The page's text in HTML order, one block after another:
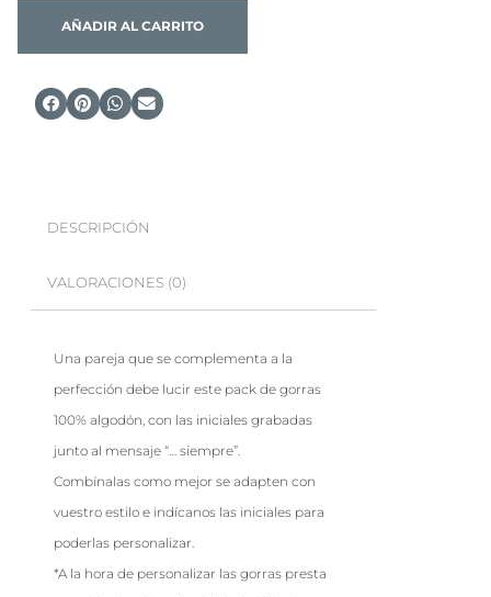
AÑADIR AL CARRITO
DESCRIPCIÓN
VALORACIONES (0)
Una pareja que se complementa a la
perfección debe lucir este pack de gorras
100% algodón, con las iniciales grabadas
junto al mensaje “… siempre”.
Combínalas como mejor se adapten con
vuestro estilo e indícanos las iniciales para
poderlas personalizar.
*A la hora de personalizar las gorras presta